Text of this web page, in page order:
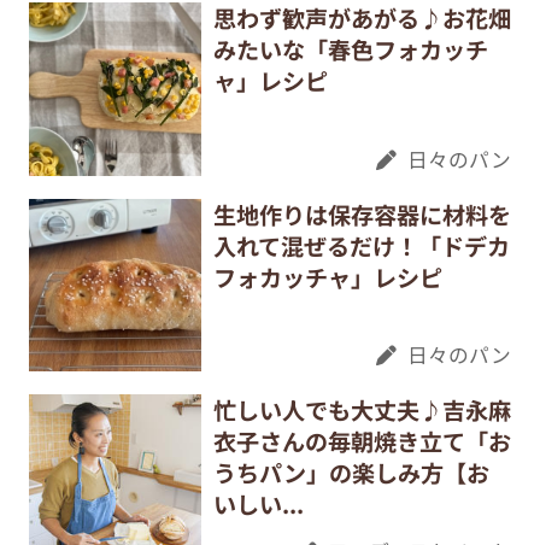
思わず歓声があがる♪お花畑
みたいな「春色フォカッチ
ャ」レシピ
日々のパン
生地作りは保存容器に材料を
入れて混ぜるだけ！「ドデカ
フォカッチャ」レシピ
日々のパン
忙しい人でも大丈夫♪吉永麻
衣子さんの毎朝焼き立て「お
うちパン」の楽しみ方【お
いしい...